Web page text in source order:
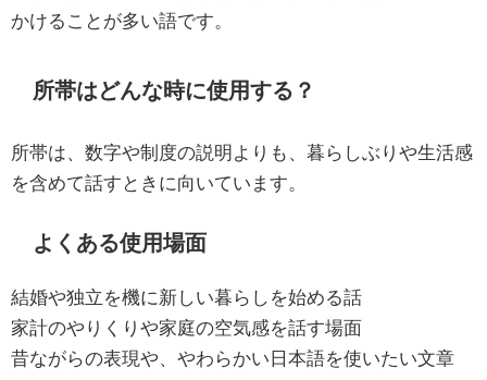
かけることが多い語です。
所帯はどんな時に使用する？
所帯は、数字や制度の説明よりも、暮らしぶりや生活感
を含めて話すときに向いています。
よくある使用場面
結婚や独立を機に新しい暮らしを始める話
家計のやりくりや家庭の空気感を話す場面
昔ながらの表現や、やわらかい日本語を使いたい文章